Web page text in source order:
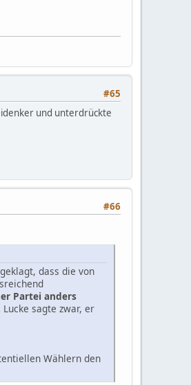
#65
und unterdrückte
#66
dass die von
Partei anders
Lucke sagte zwar, er
Wählern den